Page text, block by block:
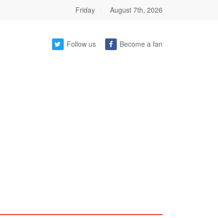
Friday August 7th, 2026
Follow us Become a fan